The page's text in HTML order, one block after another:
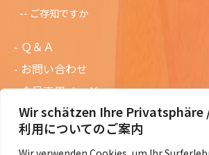
Wir schätzen Ihre Privatsphäre
利用についてのご案内
ご存知ですか
Ｑ＆Ａ
お問い合わせ
会員専用ページ
ニュースレターバックナンバー
過去の講演資料